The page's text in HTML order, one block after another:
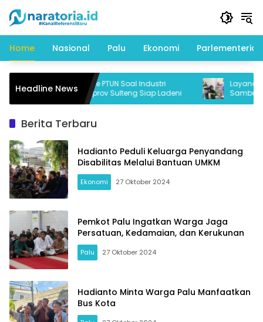
konten
Home
Nasional Palu Ekonomi Parlementeria
Headline News
Diseret JATAM ke PTUN Soal Industri
Morowali, Pemprov Sulteng Siap Ladeni
Layanan
Sambut
Berita Terbaru
Hadianto Peduli Keluarga Penyandang
Disabilitas Melalui Bantuan UMKM
Ekonomi 27 Oktober 2024
Pemkot Palu Ingatkan Warga Jaga
Persatuan, Kedamaian, dan Kerukunan
Palu 27 Oktober 2024
Hadianto Minta Warga Palu Manfaatkan
Bus Kota